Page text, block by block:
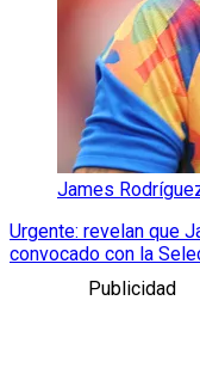
James
Urgente: revelan que
convocado con la
Publicidad